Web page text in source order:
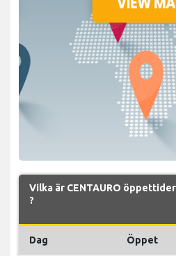
Vilka är CENTAURO
?
Dag Öppet